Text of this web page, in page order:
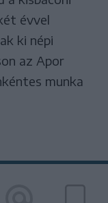
évvel
ki népi
az Apor
munka